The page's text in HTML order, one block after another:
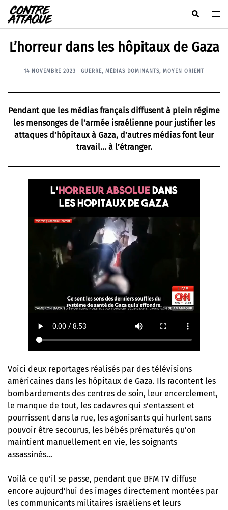
Aller
au
contenu
Rechercher
L’horreur dans les hôpitaux de Gaza
14 NOVEMBRE 2023 GUERRE, MÉDIAS DOMINANTS, MOYEN ORIENT
Pendant que les médias français diffusent à plein régime
les mensonges de l’armée israélienne pour justifier les
attaques d’hôpitaux à Gaza, d’autres médias font leur
travail… à l’étranger.
Voici deux reportages réalisés par des télévisions
américaines dans les hôpitaux de Gaza. Ils racontent les
bombardements des centres de soin, leur encerclement,
le manque de tout, les cadavres qui s’entassent et
pourrissent dans la rue, les agonisants qui hurlent sans
pouvoir être secourus, les bébés prématurés qu’on
maintient manuellement en vie, les soignants
assassinés…
Voilà ce qu’il se passe, pendant que BFM TV diffuse
encore aujourd’hui des images directement montées par
les communicants militaires israéliens et leurs